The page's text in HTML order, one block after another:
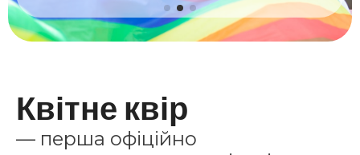
Квітне квір
— перша офіційно